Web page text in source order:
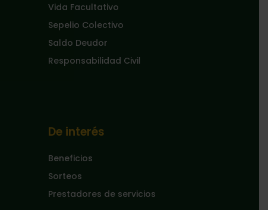
Vida Facultativo
Sepelio Colectivo
Saldo Deudor
Responsabilidad Civil
De interés
Beneficios
Sorteos
Prestadores de servicios